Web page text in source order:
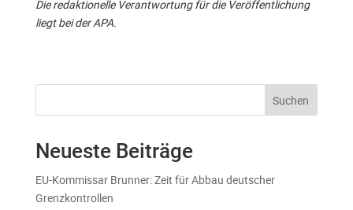
Die redaktionelle Verantwortung für die Veröffentlichung
liegt bei der APA.
Suchen
Neueste Beiträge
EU-Kommissar Brunner: Zeit für Abbau deutscher
Grenzkontrollen